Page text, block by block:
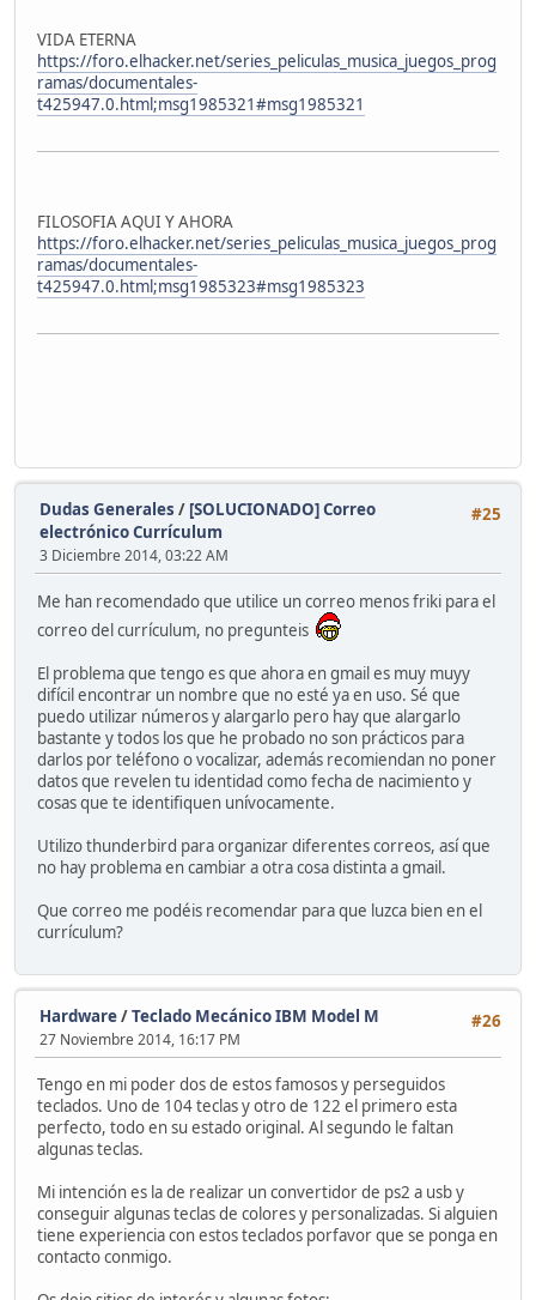
VIDA ETERNA
https://foro.elhacker.net/series_peliculas_musica_juegos_prog
ramas/documentales-
t425947.0.html;msg1985321#msg1985321
FILOSOFIA AQUI Y AHORA
https://foro.elhacker.net/series_peliculas_musica_juegos_prog
ramas/documentales-
t425947.0.html;msg1985323#msg1985323
#25
Dudas Generales / [SOLUCIONADO] Correo
electrónico Currículum
3 Diciembre 2014, 03:22 AM
Me han recomendado que utilice un correo menos friki para el
correo del currículum, no pregunteis
El problema que tengo es que ahora en gmail es muy muyy
difícil encontrar un nombre que no esté ya en uso. Sé que
puedo utilizar números y alargarlo pero hay que alargarlo
bastante y todos los que he probado no son prácticos para
darlos por teléfono o vocalizar, además recomiendan no poner
datos que revelen tu identidad como fecha de nacimiento y
cosas que te identifiquen unívocamente.
Utilizo thunderbird para organizar diferentes correos, así que
no hay problema en cambiar a otra cosa distinta a gmail.
Que correo me podéis recomendar para que luzca bien en el
currículum?
#26
Hardware/Teclado Mecánico IBM Model M
27 Noviembre 2014, 16:17 PM
Tengo en mi poder dos de estos famosos y perseguidos
teclados. Uno de 104 teclas y otro de 122 el primero esta
perfecto, todo en su estado original. Al segundo le faltan
algunas teclas.
Mi intención es la de realizar un convertidor de ps2 a usb y
conseguir algunas teclas de colores y personalizadas. Si alguien
tiene experiencia con estos teclados porfavor que se ponga en
contacto conmigo.